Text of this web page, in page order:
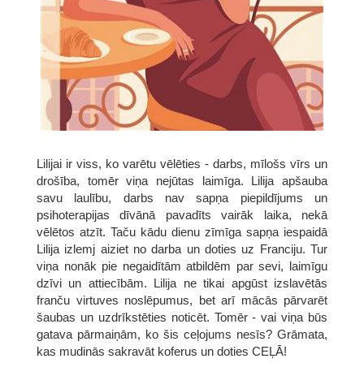
Lilijai ir viss, ko varētu vēlēties - darbs, mīlošs vīrs un
drošība, tomēr viņa nejūtas laimīga. Lilija apšauba
savu laulību, darbs nav sapņa piepildījums un
psihoterapijas dīvānā pavadīts vairāk laika, nekā
vēlētos atzīt. Taču kādu dienu zīmīga sapņa iespaidā
Lilija izlemj aiziet no darba un doties uz Franciju. Tur
viņa nonāk pie negaidītām atbildēm par sevi, laimīgu
dzīvi un attiecībām. Lilija ne tikai apgūst izslavētās
franču virtuves noslēpumus, bet arī mācās pārvarēt
šaubas un uzdrīkstēties noticēt. Tomēr - vai viņa būs
gatava pārmaiņām, ko šis ceļojums nesīs? Grāmata,
kas mudinās sakravāt koferus un doties CEĻĀ!